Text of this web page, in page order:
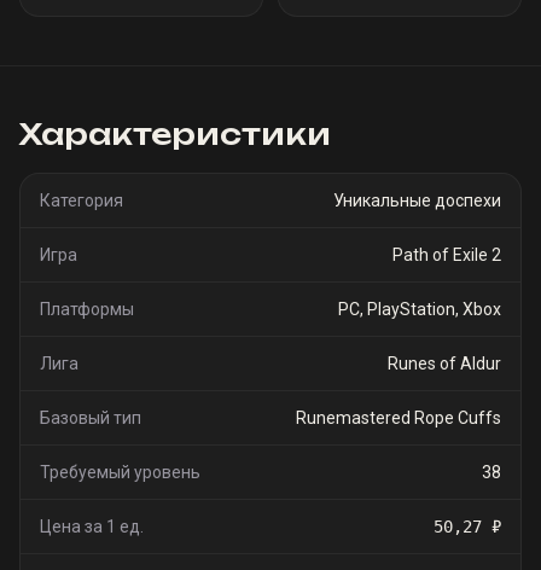
Характеристики
Категория Уникальные доспехи
Игра Path of Exile 2
Платформы PC, PlayStation, Xbox
Лига Runes of Aldur
Базовый тип Runemastered Rope Cuffs
Требуемый уровень 38
Цена за 1 ед. 50,27 ₽